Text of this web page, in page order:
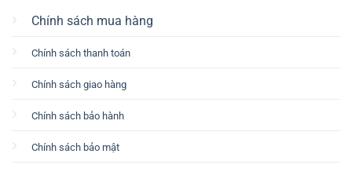
Chính sách mua hàng
Chính sách thanh toán
Chính sách giao hàng
Chính sách bảo hành
Chính sách bảo mật